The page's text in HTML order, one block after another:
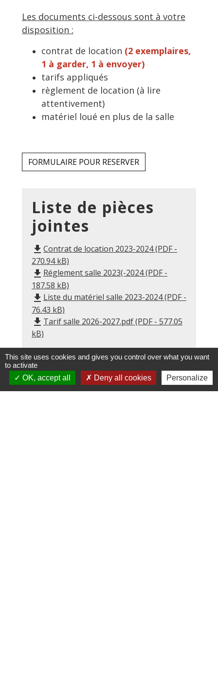
Les documents ci-dessous sont à votre
disposition :
contrat de location (2 exemplaires,
1 à garder, 1 à envoyer)
tarifs appliqués
règlement de location (à lire
attentivement)
matériel loué en plus de la salle
FORMULAIRE POUR RESERVER
Liste de pièces
jointes
file_download Contrat de location 2023-2024 (PDF -
270.94 kB)
file_download Réglement salle 2023(-2024 (PDF -
187.58 kB)
file_download Liste du matériel salle 2023-2024 (PDF -
76.43 kB)
file_download Tarif salle 2026-2027.pdf (PDF - 577.05
kB)
This site uses cookies and gives you control over what you want
to activate
OK, accept all
Deny all cookies Personalize